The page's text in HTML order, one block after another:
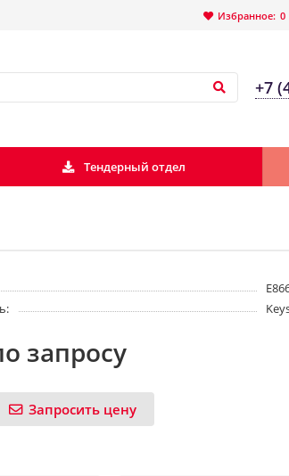
Избранное: 0
+7
Тендерный отдел
запросу
Запросить цену